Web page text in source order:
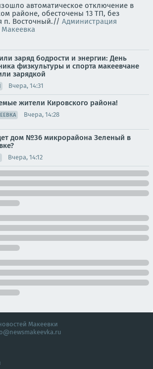
автоматическое отключение в
районе, обесточены 13 ТП, без
п. Восточный.// Администрация
Макеевка
заряд бодрости и энергии: День
физкультуры и спорта макеевчане
зарядкой
Вчера, 14:31
жители Кировского района!
Вчера, 14:28
дом №36 микрорайона Зеленый в
Вчера, 14:12
Макеевки